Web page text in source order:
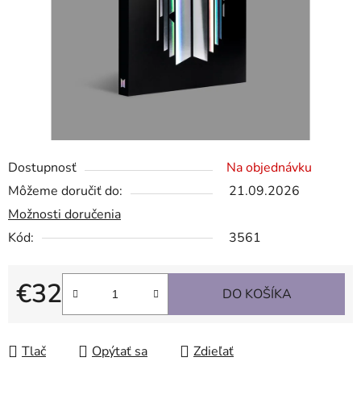
Dostupnosť
Na objednávku
Môžeme doručiť do:
21.09.2026
Možnosti doručenia
Kód:
3561
€32
Jednotková cena:
DO KOŠÍKA
Tlač Opýtať sa Zdieľať